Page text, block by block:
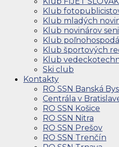
Klub
Klub mladých
Klub novinárov
Klub
Klub športových
Klub
Ski club
Kontakty
RO SSN Banská
Centrála v
RO SSN Košice
RO SSN Nitra
RO SSN Prešov
RO SSN Trenčín